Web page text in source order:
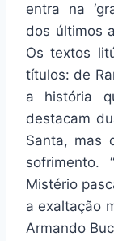
entra na
dos últimos
Os textos
títulos: de
a história
destacam
Santa, mas
sofrimento.
Mistério
a exaltação
Armando